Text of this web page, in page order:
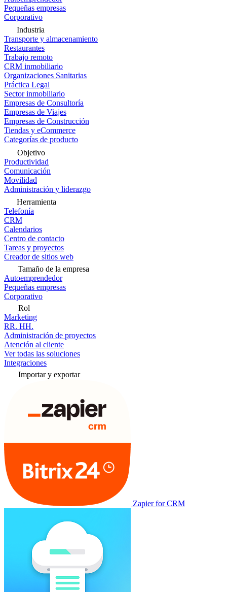
Pequeñas empresas
Corporativo
Industria
Transporte y almacenamiento
Restaurantes
Trabajo remoto
CRM inmobiliario
Organizaciones Sanitarias
Práctica Legal
Sector inmobiliario
Empresas de Consultoría
Empresas de Viajes
Empresas de Construcción
Tiendas y eCommerce
Categorías de producto
Objetivo
Productividad
Comunicación
Movilidad
Administración y liderazgo
Herramienta
Telefonía
CRM
Calendarios
Centro de contacto
Tareas y proyectos
Creador de sitios web
Tamaño de la empresa
Autoemprendedor
Pequeñas empresas
Corporativo
Rol
Marketing
RR. HH.
Administración de proyectos
Atención al cliente
Ver todas las soluciones
Integraciones
Importar y exportar
Zapier for CRM